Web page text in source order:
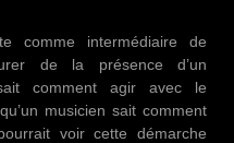
comme intermédiaire de
de la présence d’un
comment agir avec le
musicien sait comment
voir cette démarche